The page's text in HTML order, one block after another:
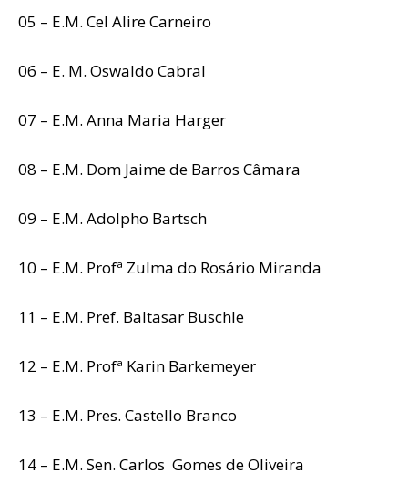
05 – E.M. Cel Alire Carneiro
06 – E. M. Oswaldo Cabral
07 – E.M. Anna Maria Harger
08 – E.M. Dom Jaime de Barros Câmara
09 – E.M. Adolpho Bartsch
10 – E.M. Profª Zulma do Rosário Miranda
11 – E.M. Pref. Baltasar Buschle
12 – E.M. Profª Karin Barkemeyer
13 – E.M. Pres. Castello Branco
14 – E.M. Sen. Carlos Gomes de Oliveira